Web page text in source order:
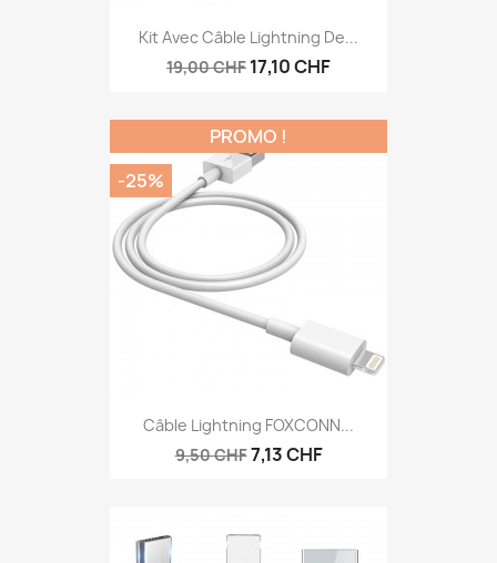
Kit Avec Câble Lightning De...
19,00 CHF 17,10 CHF
Câble Lightning FOXCONN...
9,50 CHF7,13 CHF
PROMO !
-25%